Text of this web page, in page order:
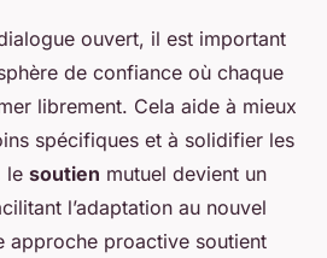
ouvert, il est important
de confiance où chaque
librement. Cela aide à mieux
spécifiques et à solidifier les
le soutien mutuel devient un
l’adaptation au nouvel
approche proactive soutient